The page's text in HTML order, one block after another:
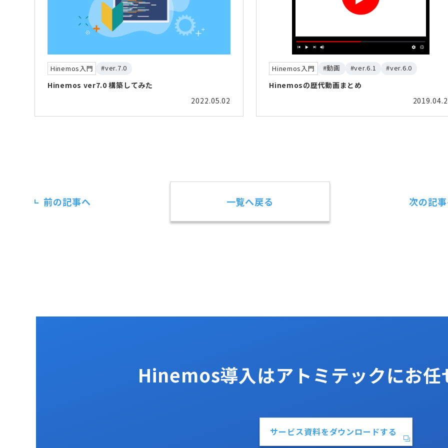
Hinemos入門 #ver.7.0
Hinemos ver7.0 構築してみた
2022.05.02
Hinemos入門 #動画 #ver.6.1 #ver.6.0
Hinemosの歴代動画まとめ
前の記事へ 一覧へ戻る 次の記
Hinemos導入はアトミテックにお任
サービス資料をダウンロードする